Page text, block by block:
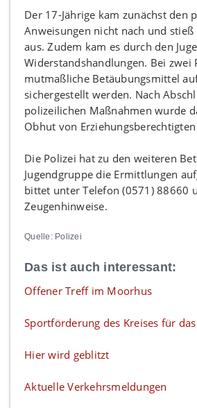
Der 17-Jährige kam zunächst den
Anweisungen nicht nach und stieß
aus. Zudem kam es durch den
Widerstandshandlungen. Bei zwei
mutmaßliche Betäubungsmittel
sichergestellt werden. Nach
polizeilichen Maßnahmen wurde
Obhut von
Die Polizei hat zu den weiteren
Jugendgruppe die Ermittlungen
bittet unter Telefon (0571) 88660
Zeugenhinweise.
Quelle: Polizei
Das ist auch interessant:
Offener Treff im Moorhus
Sportförderung des Kreises für
Hier wird geblitzt
Aktuelle Verkehrsmeldungen